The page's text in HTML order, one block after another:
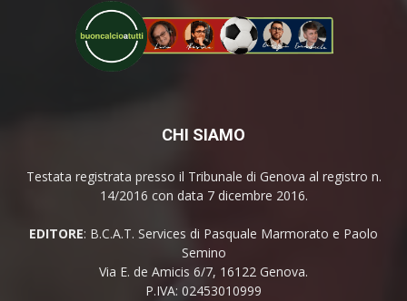
CHI SIAMO
Testata registrata presso il Tribunale di Genova al registro n.
14/2016 con data 7 dicembre 2016.
EDITORE: B.C.A.T. Services di Pasquale Marmorato e Paolo
Semino
Via E. de Amicis 6/7, 16122 Genova.
P.IVA: 02453010999